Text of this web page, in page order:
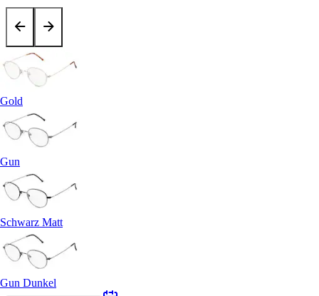
Gold
Gun
Schwarz Matt
Gun Dunkel